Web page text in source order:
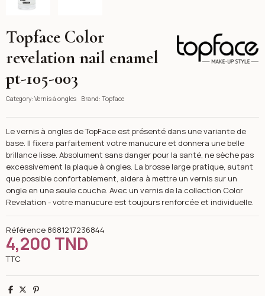
Topface Color
revelation nail enamel
pt-105-003
Category: Vernis à ongles Brand: Topface
Le vernis à ongles de TopFace est présenté dans une variante de
base. Il fixera parfaitement votre manucure et donnera une belle
brillance lisse. Absolument sans danger pour la santé, ne sèche pas
excessivement la plaque à ongles. La brosse large pratique, autant
que possible confortablement, aidera à mettre un vernis sur un
ongle en une seule couche. Avec un vernis de la collection Color
Revelation - votre manucure est toujours renforcée et individuelle.
Référence 8681217236844
4,200 TND
TTC
Partager
TweetPinterest